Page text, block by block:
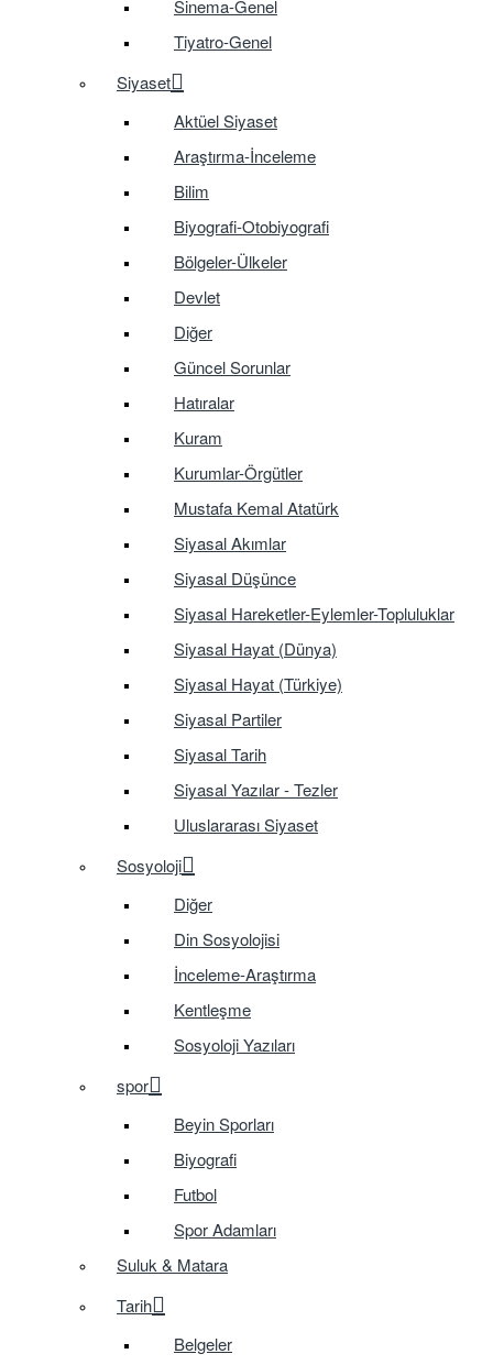
Sinema-Genel
Tiyatro-Genel
Siyaset
Aktüel Siyaset
Araştırma-İnceleme
Bilim
Biyografi-Otobiyografi
Bölgeler-Ülkeler
Devlet
Diğer
Güncel Sorunlar
Hatıralar
Kuram
Kurumlar-Örgütler
Mustafa Kemal Atatürk
Siyasal Akımlar
Siyasal Düşünce
Siyasal Hareketler-Eylemler-Topluluklar
Siyasal Hayat (Dünya)
Siyasal Hayat (Türkiye)
Siyasal Partiler
Siyasal Tarih
Siyasal Yazılar - Tezler
Uluslararası Siyaset
Sosyoloji
Diğer
Din Sosyolojisi
İnceleme-Araştırma
Kentleşme
Sosyoloji Yazıları
spor
Beyin Sporları
Biyografi
Futbol
Spor Adamları
Suluk & Matara
Tarih
Belgeler